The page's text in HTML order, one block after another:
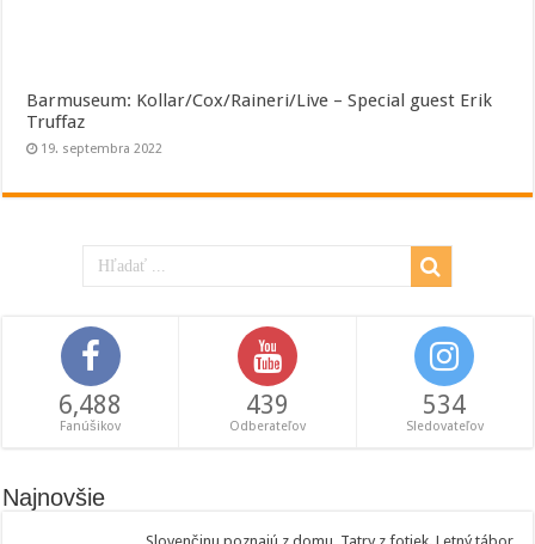
Barmuseum: Kollar/Cox/Raineri/Live – Special guest Erik
Truffaz
19. septembra 2022
6,488
Fanúšikov
439
Odberateľov
534
Sledovateľov
Najnovšie